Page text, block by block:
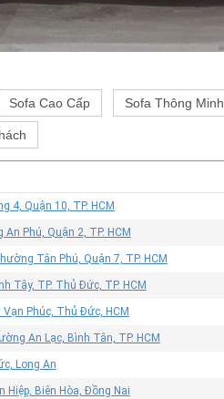
Sofa Cao Cấp Sofa Thông Minh
4, Quận 10, TP. HCM
Phú, Quận 2, TP. HCM
Tân Phú, Quận 7, TP. HCM
Tây, TP. Thủ Đức, TP. HCM
Phúc, Thủ Đức, HCM
An Lạc, Bình Tân, TP. HCM
Long An
Biên Hòa, Đồng Nai